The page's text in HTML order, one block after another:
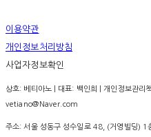
이용약관
개인정보처리방침
사업자정보확인
상호: 베티아노 | 대표: 백인희 | 개인정보관
vetiano@Naver.com
주소: 서울 성동구 성수일로 48, (거영빌딩) 1